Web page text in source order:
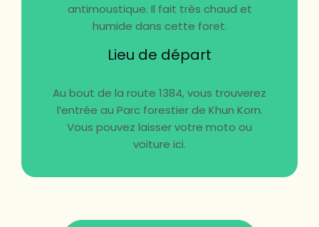
antimoustique. Il fait très chaud et
humide dans cette foret.
Lieu de départ
Au bout de la route 1384, vous trouverez
l’entrée au Parc forestier de Khun Korn.
Vous pouvez laisser votre moto ou
voiture ici.